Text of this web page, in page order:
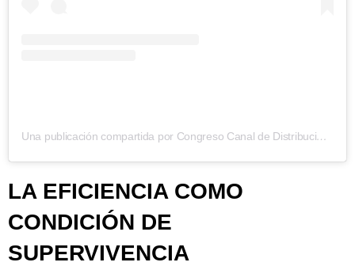
Una publicación compartida por Congreso Canal de Distribución de Insumos para el Agro (@cda_canal_distribucion_agro)
LA EFICIENCIA COMO
CONDICIÓN DE
SUPERVIVENCIA